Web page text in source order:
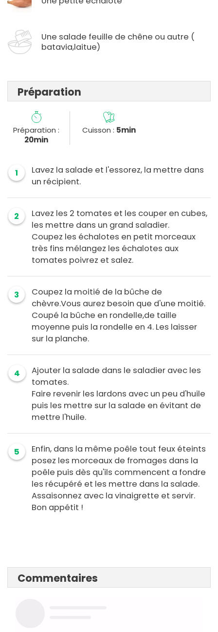
Une salade feuille de chêne ou autre (
batavia,laitue)
Préparation
Préparation :
20min
Cuisson : 5min
1
Lavez la salade et l'essorez, la mettre dans
un récipient.
2
Lavez les 2 tomates et les couper en cubes,
les mettre dans un grand saladier.
Coupez les échalotes en petit morceaux
très fins mélangez les échalotes aux
tomates poivrez et salez.
3
Coupez la moitié de la bûche de
chèvre.Vous aurez besoin que d'une moitié.
Coupé la bûche en rondelle,de taille
moyenne puis la rondelle en 4. Les laisser
sur la planche.
4
Ajouter la salade dans le saladier avec les
tomates.
Faire revenir les lardons avec un peu d'huile
puis les mettre sur la salade en évitant de
mettre l'huile.
5
Enfin, dans la même poêle tout feux éteints
posez les morceaux de fromages dans la
poêle puis dès qu'ils commencent a fondre
les récupéré et les mettre dans la salade.
Assaisonnez avec la vinaigrette et servir.
Bon appétit !
Commentaires